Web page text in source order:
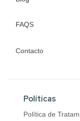
FAQS
Contacto
Políticas
Política de